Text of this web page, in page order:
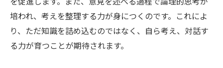
培われ、考えを整理する力が身につくのです。これによ
り、ただ知識を詰め込むのではなく、自ら考え、対話す
る力が育つことが期待されます。